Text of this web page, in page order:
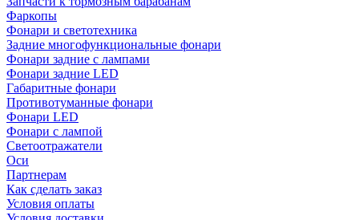
Фаркопы
Фонари и светотехника
Задние многофункциональные фонари
Фонари задние с лампами
Фонари задние LED
Габаритные фонари
Противотуманные фонари
Фонари LED
Фонари с лампой
Светоотражатели
Оси
Партнерам
Как сделать заказ
Условия оплаты